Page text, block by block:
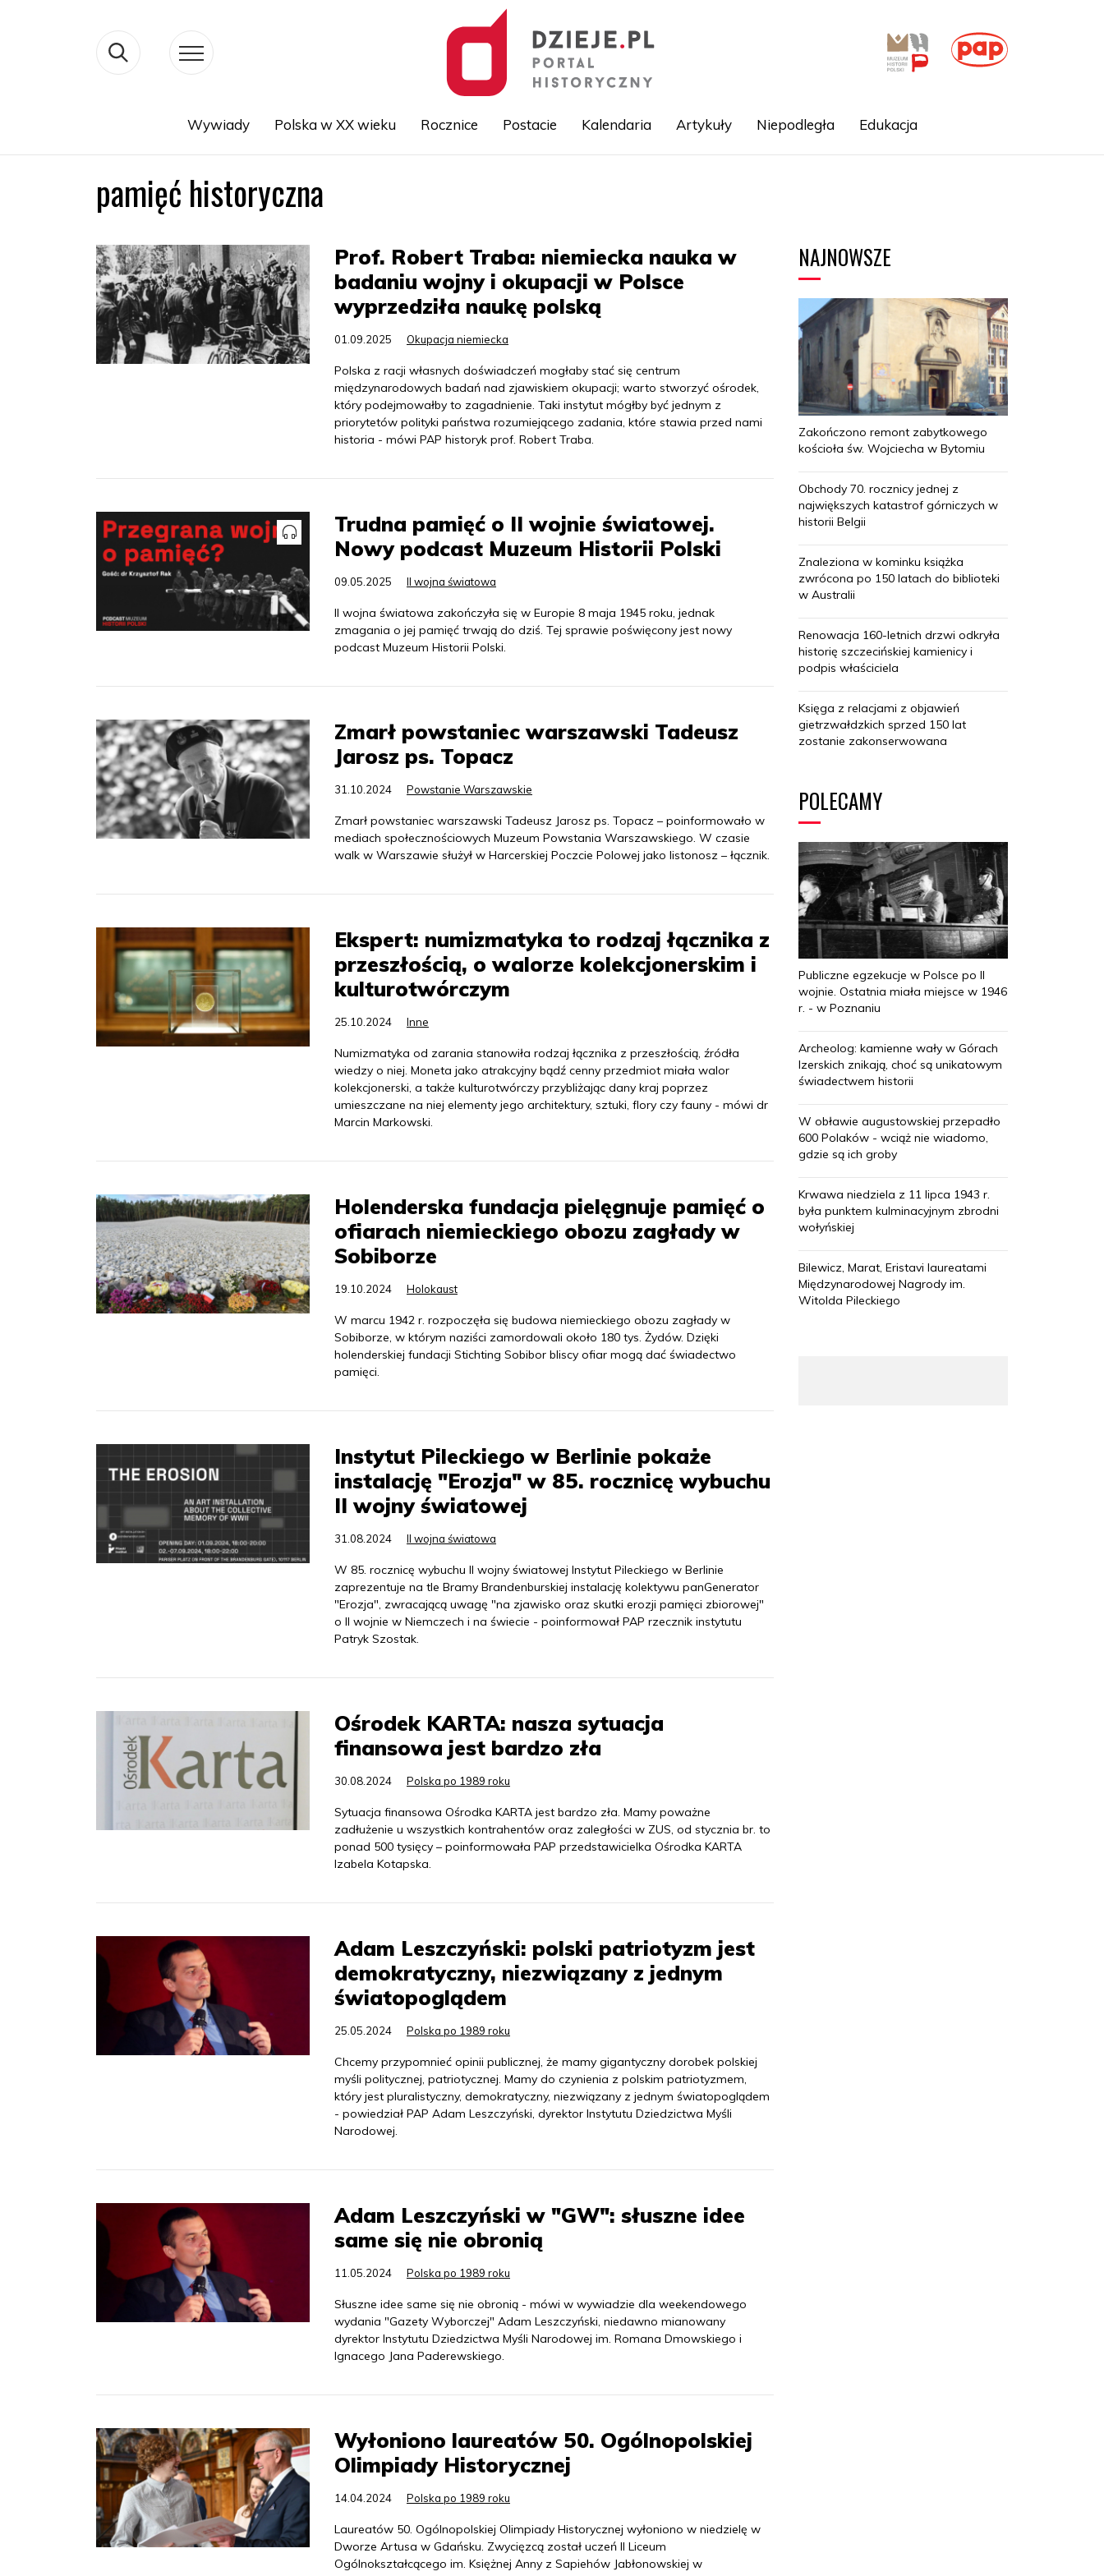
Wywiady Polska w XX wieku Rocznice Postacie Kalendaria Artykuły Niepodległa Edukacja
pamięć historyczna
Prof. Robert Traba: niemiecka nauka w
badaniu wojny i okupacji w Polsce
wyprzedziła naukę polską
01.09.2025 Okupacja niemiecka
Polska z racji własnych doświadczeń mogłaby stać się centrum
międzynarodowych badań nad zjawiskiem okupacji; warto stworzyć ośrodek,
który podejmowałby to zagadnienie. Taki instytut mógłby być jednym z
priorytetów polityki państwa rozumiejącego zadania, które stawia przed nami
historia - mówi PAP historyk prof. Robert Traba.
Trudna pamięć o II wojnie światowej.
Nowy podcast Muzeum Historii Polski
09.05.2025 II wojna światowa
II wojna światowa zakończyła się w Europie 8 maja 1945 roku, jednak
zmagania o jej pamięć trwają do dziś. Tej sprawie poświęcony jest nowy
podcast Muzeum Historii Polski.
Zmarł powstaniec warszawski Tadeusz
Jarosz ps. Topacz
31.10.2024 Powstanie Warszawskie
Zmarł powstaniec warszawski Tadeusz Jarosz ps. Topacz – poinformowało w
mediach społecznościowych Muzeum Powstania Warszawskiego. W czasie
walk w Warszawie służył w Harcerskiej Poczcie Polowej jako listonosz – łącznik.
Ekspert: numizmatyka to rodzaj łącznika z
przeszłością, o walorze kolekcjonerskim i
kulturotwórczym
25.10.2024 Inne
Numizmatyka od zarania stanowiła rodzaj łącznika z przeszłością, źródła
wiedzy o niej. Moneta jako atrakcyjny bądź cenny przedmiot miała walor
kolekcjonerski, a także kulturotwórczy przybliżając dany kraj poprzez
umieszczane na niej elementy jego architektury, sztuki, flory czy fauny - mówi dr
Marcin Markowski.
Holenderska fundacja pielęgnuje pamięć o
ofiarach niemieckiego obozu zagłady w
Sobiborze
19.10.2024 Holokaust
W marcu 1942 r. rozpoczęła się budowa niemieckiego obozu zagłady w
Sobiborze, w którym naziści zamordowali około 180 tys. Żydów. Dzięki
holenderskiej fundacji Stichting Sobibor bliscy ofiar mogą dać świadectwo
pamięci.
Instytut Pileckiego w Berlinie pokaże
instalację "Erozja" w 85. rocznicę wybuchu
II wojny światowej
31.08.2024 II wojna światowa
W 85. rocznicę wybuchu II wojny światowej Instytut Pileckiego w Berlinie
zaprezentuje na tle Bramy Brandenburskiej instalację kolektywu panGenerator
"Erozja", zwracającą uwagę "na zjawisko oraz skutki erozji pamięci zbiorowej"
o II wojnie w Niemczech i na świecie - poinformował PAP rzecznik instytutu
Patryk Szostak.
Ośrodek KARTA: nasza sytuacja
finansowa jest bardzo zła
30.08.2024 Polska po 1989 roku
Sytuacja finansowa Ośrodka KARTA jest bardzo zła. Mamy poważne
zadłużenie u wszystkich kontrahentów oraz zaległości w ZUS, od stycznia br. to
ponad 500 tysięcy – poinformowała PAP przedstawicielka Ośrodka KARTA
Izabela Kotapska.
Adam Leszczyński: polski patriotyzm jest
demokratyczny, niezwiązany z jednym
światopoglądem
25.05.2024 Polska po 1989 roku
Chcemy przypomnieć opinii publicznej, że mamy gigantyczny dorobek polskiej
myśli politycznej, patriotycznej. Mamy do czynienia z polskim patriotyzmem,
który jest pluralistyczny, demokratyczny, niezwiązany z jednym światopoglądem
- powiedział PAP Adam Leszczyński, dyrektor Instytutu Dziedzictwa Myśli
Narodowej.
Adam Leszczyński w "GW": słuszne idee
same się nie obronią
11.05.2024 Polska po 1989 roku
Słuszne idee same się nie obronią - mówi w wywiadzie dla weekendowego
wydania "Gazety Wyborczej" Adam Leszczyński, niedawno mianowany
dyrektor Instytutu Dziedzictwa Myśli Narodowej im. Romana Dmowskiego i
Ignacego Jana Paderewskiego.
Wyłoniono laureatów 50. Ogólnopolskiej
Olimpiady Historycznej
14.04.2024 Polska po 1989 roku
Laureatów 50. Ogólnopolskiej Olimpiady Historycznej wyłoniono w niedzielę w
Dworze Artusa w Gdańsku. Zwycięzcą został uczeń II Liceum
Ogólnokształcącego im. Księżnej Anny z Sapiehów Jabłonowskiej w
NAJNOWSZE
Zakończono remont zabytkowego
kościoła św. Wojciecha w Bytomiu
Obchody 70. rocznicy jednej z
największych katastrof górniczych w
historii Belgii
Znaleziona w kominku książka
zwrócona po 150 latach do biblioteki
w Australii
Renowacja 160-letnich drzwi odkryła
historię szczecińskiej kamienicy i
podpis właściciela
Księga z relacjami z objawień
gietrzwałdzkich sprzed 150 lat
zostanie zakonserwowana
POLECAMY
Publiczne egzekucje w Polsce po II
wojnie. Ostatnia miała miejsce w 1946
r. - w Poznaniu
Archeolog: kamienne wały w Górach
Izerskich znikają, choć są unikatowym
świadectwem historii
W obławie augustowskiej przepadło
600 Polaków - wciąż nie wiadomo,
gdzie są ich groby
Krwawa niedziela z 11 lipca 1943 r.
była punktem kulminacyjnym zbrodni
wołyńskiej
Bilewicz, Marat, Eristavi laureatami
Międzynarodowej Nagrody im.
Witolda Pileckiego